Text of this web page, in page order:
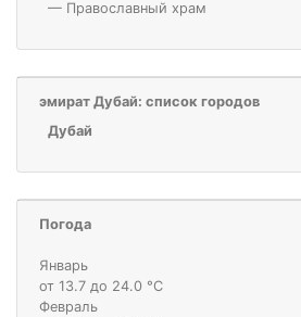
— Православный храм
эмират Дубай: список городов
Дубай
Погода
Январь
от 13.7 до 24.0 °С
Февраль